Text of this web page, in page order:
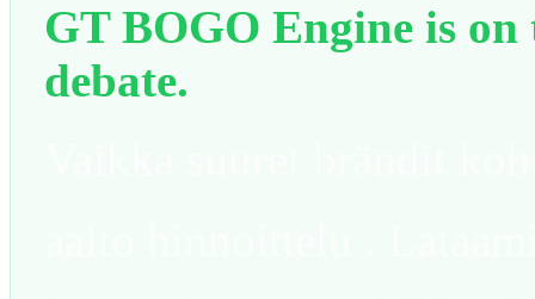
GT BOGO Engine is
debate.